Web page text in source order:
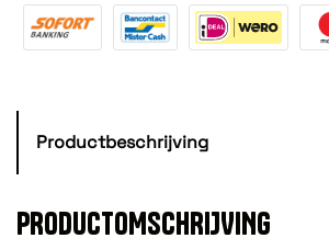
Productbeschrijving
PRODUCTOMSCHRIJVING